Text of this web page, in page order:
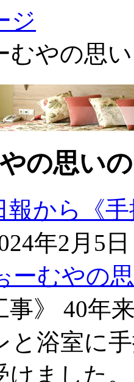
ジ
むやの思い
の思い
報から《
年2月5
ーむやの
事》 40年
と浴室に
けました